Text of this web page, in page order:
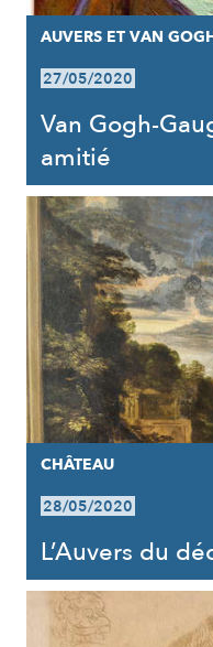
AUVERS ET VAN
27/05/2020
Van Gogh-
amitié
CHÂTEAU
28/05/2020
L’Auvers du